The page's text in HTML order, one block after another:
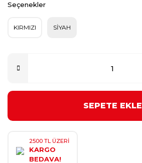
Seçenekler
KIRMIZI SİYAH
SEPETE EKLE
2500 TL ÜZERİ
KARGO
BEDAVA!